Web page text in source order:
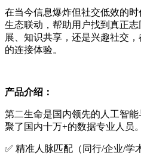
在当今信息爆炸但社交低效的
生态联动，帮助用户找到真正
展、知识共享，还是兴趣社交
的连接体验。
产品介绍：
第二生命是国内领先的人工智
聚了国内十万+的数据专业人员
✅ 精准人脉匹配（同行/企业/学